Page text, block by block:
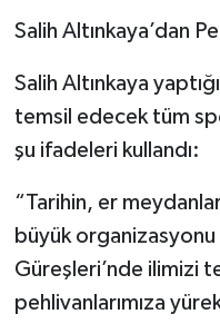
Salih Altınkaya’dan
Salih Altınkaya
temsil edecek tüm
şu ifadeleri kullandı:
“Tarihin, er
büyük organizasyonu
Güreşleri’nde ilimizi
pehlivanlarımıza